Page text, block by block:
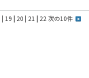
| 19 | 20 | 21 | 22 次の10件